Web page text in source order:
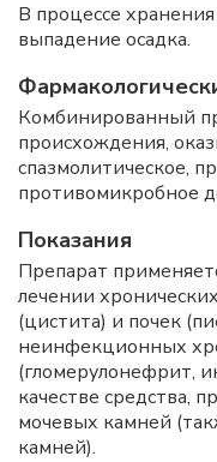
В процессе
выпадение осадка.
Комбинированный
происхождения,
спазмолитическое,
противомикробное
Показания
Препарат
лечении
(цистита) и почек
неинфекционных
(гломерулонефрит,
качестве средства,
мочевых камней
камней).